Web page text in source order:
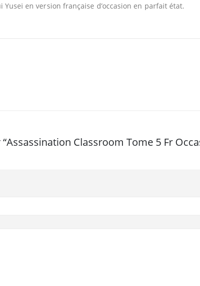
en version française d’occasion en parfait état.
Classroom Tome 5 Fr